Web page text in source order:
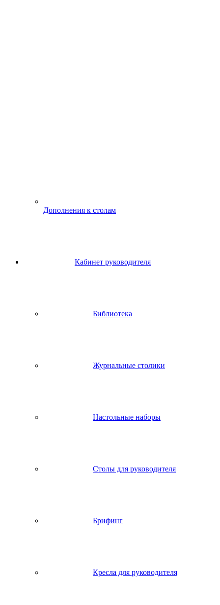
Дополнения к столам
Кабинет руководителя
Библиотека
Журнальные столики
Настольные наборы
Столы для руководителя
Брифинг
Кресла для руководителя